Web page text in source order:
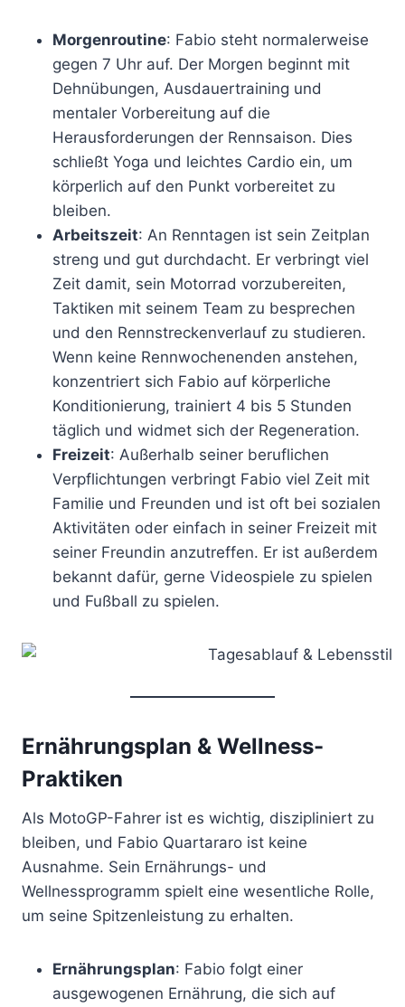
Morgenroutine: Fabio steht normalerweise
gegen 7 Uhr auf. Der Morgen beginnt mit
Dehnübungen, Ausdauertraining und
mentaler Vorbereitung auf die
Herausforderungen der Rennsaison. Dies
schließt Yoga und leichtes Cardio ein, um
körperlich auf den Punkt vorbereitet zu
bleiben.
Arbeitszeit: An Renntagen ist sein Zeitplan
streng und gut durchdacht. Er verbringt viel
Zeit damit, sein Motorrad vorzubereiten,
Taktiken mit seinem Team zu besprechen
und den Rennstreckenverlauf zu studieren.
Wenn keine Rennwochenenden anstehen,
konzentriert sich Fabio auf körperliche
Konditionierung, trainiert 4 bis 5 Stunden
täglich und widmet sich der Regeneration.
Freizeit: Außerhalb seiner beruflichen
Verpflichtungen verbringt Fabio viel Zeit mit
Familie und Freunden und ist oft bei sozialen
Aktivitäten oder einfach in seiner Freizeit mit
seiner Freundin anzutreffen. Er ist außerdem
bekannt dafür, gerne Videospiele zu spielen
und Fußball zu spielen.
Ernährungsplan & Wellness-
Praktiken
Als MotoGP-Fahrer ist es wichtig, diszipliniert zu
bleiben, und Fabio Quartararo ist keine
Ausnahme. Sein Ernährungs- und
Wellnessprogramm spielt eine wesentliche Rolle,
um seine Spitzenleistung zu erhalten.
Ernährungsplan: Fabio folgt einer
ausgewogenen Ernährung, die sich auf